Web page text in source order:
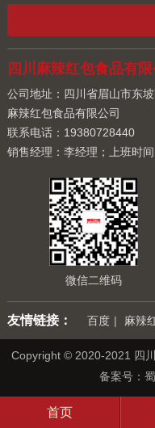
四川麻辣红包食品有限
公司地址：四川省眉山市东
麻辣红包食品有限公司
联系电话：19380728440
销售经理：李经理；上班时
微信二维码
友情链接： 百度 | 麻辣
Copyright © 2020-2021 四
备案号：
首页